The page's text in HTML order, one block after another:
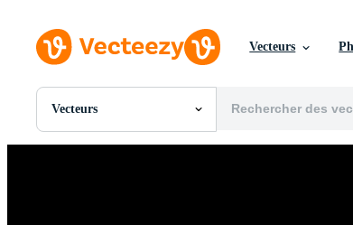
Vecteurs
Vecteurs
Toutes Images